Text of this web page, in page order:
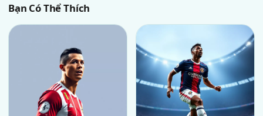
Bạn Có Thể Thích